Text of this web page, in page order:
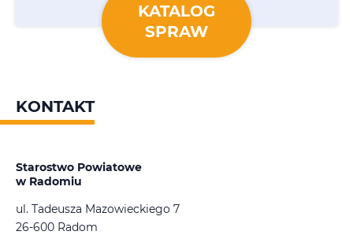
KATALOG
SPRAW
KONTAKT
Starostwo Powiatowe
w Radomiu
ul. Tadeusza Mazowieckiego 7
26-600 Radom